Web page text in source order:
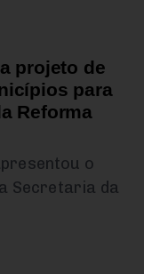
projeto de
para
Reforma
o
Secretaria da